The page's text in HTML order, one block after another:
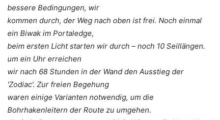
bessere Bedingungen, wir
kommen durch, der Weg nach oben ist frei. Noch einmal
ein Biwak im Portaledge,
beim ersten Licht starten wir durch – noch 10 Seillängen.
um ein Uhr erreichen
wir nach 68 Stunden in der Wand den Ausstieg der
'Zodiac'. Zur freien Begehung
waren einige Varianten notwendig, um die
Bohrhakenleitern der Route zu umgehen.